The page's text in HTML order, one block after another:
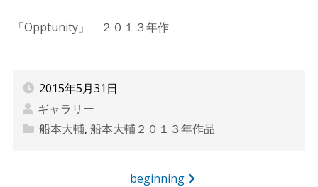
「Opptunity」 ２０１３年作
2015年5月31日
ギャラリー
船本大輔, 船本大輔２０１３年作品
beginning